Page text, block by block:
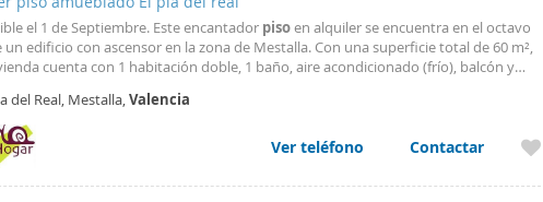
el 1 de Septiembre. Este encantador pisoen alquiler se encuentra en el octavo
un edificio con ascensor en la zona de Mestalla. Con una superficie total de 60 m²,
cuenta con 1 habitación doble, 1 baño, aire acondicionado (frío), balcón y
acogedor y luminoso, con suelos
del Real, Mestalla,Valencia
Ver teléfono Contactar